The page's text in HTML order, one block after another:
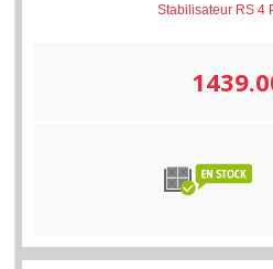
Stabilisateur RS 4